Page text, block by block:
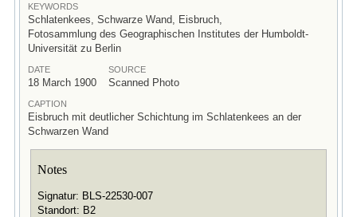
KEYWORDS
Schlatenkees, Schwarze Wand, Eisbruch,
Fotosammlung des Geographischen Institutes der Humboldt-
Universität zu Berlin
DATE
18 March 1900
SOURCE
Scanned Photo
CAPTION
Eisbruch mit deutlicher Schichtung im Schlatenkees an der
Schwarzen Wand
Notes
Signatur: BLS-22530-007
Standort: B2